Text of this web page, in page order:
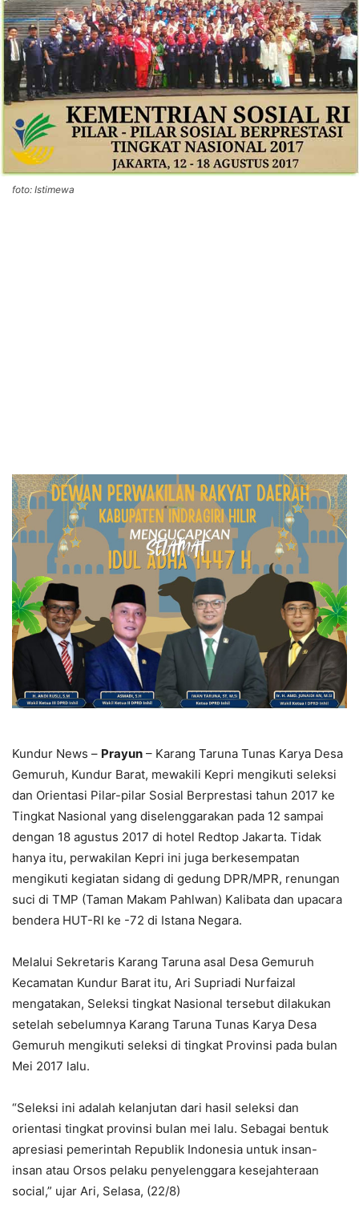
foto: Istimewa
Kundur News – Prayun – Karang Taruna Tunas Karya Desa
Gemuruh, Kundur Barat, mewakili Kepri mengikuti seleksi
dan Orientasi Pilar-pilar Sosial Berprestasi tahun 2017 ke
Tingkat Nasional yang diselenggarakan pada 12 sampai
dengan 18 agustus 2017 di hotel Redtop Jakarta. Tidak
hanya itu, perwakilan Kepri ini juga berkesempatan
mengikuti kegiatan sidang di gedung DPR/MPR, renungan
suci di TMP (Taman Makam Pahlwan) Kalibata dan upacara
bendera HUT-RI ke -72 di Istana Negara.
Melalui Sekretaris Karang Taruna asal Desa Gemuruh
Kecamatan Kundur Barat itu, Ari Supriadi Nurfaizal
mengatakan, Seleksi tingkat Nasional tersebut dilakukan
setelah sebelumnya Karang Taruna Tunas Karya Desa
Gemuruh mengikuti seleksi di tingkat Provinsi pada bulan
Mei 2017 lalu.
“Seleksi ini adalah kelanjutan dari hasil seleksi dan
orientasi tingkat provinsi bulan mei lalu. Sebagai bentuk
apresiasi pemerintah Republik Indonesia untuk insan-
insan atau Orsos pelaku penyelenggara kesejahteraan
social,” ujar Ari, Selasa, (22/8)